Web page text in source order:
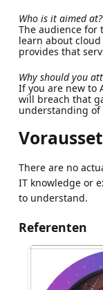
Who is it aimed at?
The audience for
learn about
provides that
Why should you
If you are new to
will breach that
understanding
There are no
IT knowledge or
to understand.
Referenten